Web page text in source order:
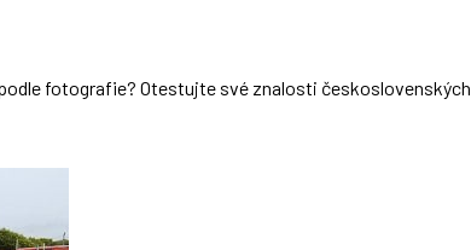
fotografie? Otestujte své znalosti československých